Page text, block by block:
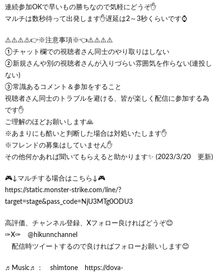
連続参加OKで早いもの勝ちなので気軽にどうぞ✋
マルチは数秒待って出発します✋遅延は2～3秒くらいです⌚
⚠️⚠️⚠️⚠️👉※注意事項※👈⚠️⚠️⚠️⚠️
①チャット欄での視聴者さん同士のやり取りはしない
②新規さんや別の視聴者さんが入りづらい雰囲気を作らない(連投し
ない)
③常識あるコメント＆参加をすること
視聴者さん同士のトラブルを避ける、皆が楽しく配信に参加する為
です✋
ご理解のほどお願いします🙏
※あまりにも酷いと判断した場合は対処いたします✋
※フレンドの募集はしていません✋
その他何かあれば聞いてもらえると助かります✨ (2023/3/20 更新)
🎮↓マルチする場合はこちら↓🎮
https://static.monster-strike.com/line/?
target=stage&pass_code=NjU3MTg0ODU3
高評価、チャンネル登録、Xフォロー良ければどうぞ😊
✑X✑ @hikunnchannel
配信時ツイートするので良ければフォローお願いします😊
♬Music♬： shimtone https://dova-